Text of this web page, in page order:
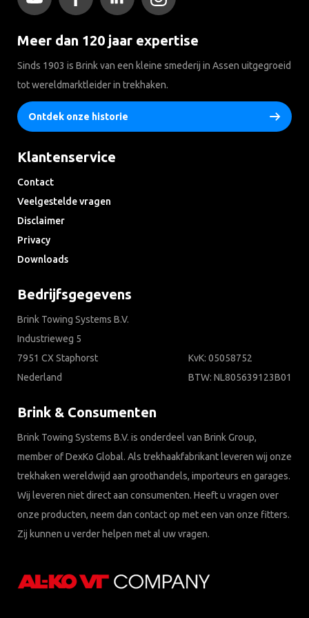
Meer dan 120 jaar expertise
Sinds 1903 is Brink van een kleine smederij in Assen uitgegroeid
tot wereldmarktleider in trekhaken.
Ontdek onze historie
Klantenservice
Contact
Veelgestelde vragen
Disclaimer
Privacy
Downloads
Bedrijfsgegevens
Brink Towing Systems B.V.
Industrieweg 5
7951 CX Staphorst
Nederland
KvK: 05058752
BTW: NL805639123B01
Brink & Consumenten
Brink Towing Systems B.V. is onderdeel van Brink Group,
member of DexKo Global. Als trekhaakfabrikant leveren wij onze
trekhaken wereldwijd aan groothandels, importeurs en garages.
Wij leveren niet direct aan consumenten. Heeft u vragen over
onze producten, neem dan contact op met een van onze fitters.
Zij kunnen u verder helpen met al uw vragen.